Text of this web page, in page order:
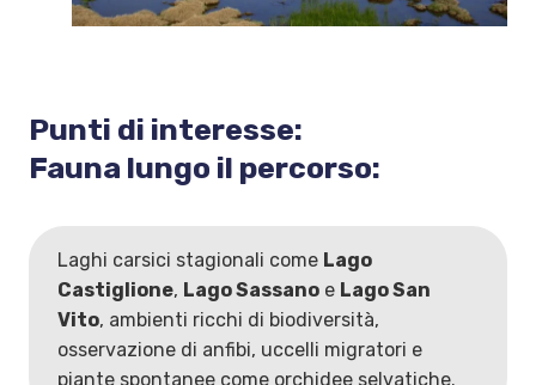
Punti di interesse:
Fauna lungo il percorso:
Laghi carsici stagionali come Lago
Castiglione, Lago Sassano e Lago San
Vito, ambienti ricchi di biodiversità,
osservazione di anfibi, uccelli migratori e
piante spontanee come orchidee selvatiche.